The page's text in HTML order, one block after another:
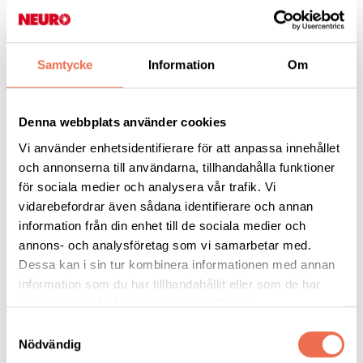
Samtycke Information Om
Denna webbplats använder cookies
Vi använder enhetsidentifierare för att anpassa innehållet
och annonserna till användarna, tillhandahålla funktioner
för sociala medier och analysera vår trafik. Vi
vidarebefordrar även sådana identifierare och annan
information från din enhet till de sociala medier och
annons- och analysföretag som vi samarbetar med.
Dessa kan i sin tur kombinera informationen med annan
information som du har tillhandahållit eller som de har
samlat in när du har använt deras tjänster.
Nödvändig
Rapporten presenteras under
Almedalsveckan
Riksförbundet HjärtLung, Reumatikerförbundet, Astma- och
Allergiförbundet, Diabetesorganisationen i Sverige och
Storstockholms Diabetesförening.
- Vårt arbete har pågått i två års tid och vår samverkan har
varit väldigt givande. Vi och de övriga organisationerna
kommer också att presentera rapporten i Almedalen i sommar
och vi ser fram emot fortsatt givande samverkan på olika sätt,
hoppas Lise Lidbäck.
Gruppen av organisationer som tagit fram rapporten menar att